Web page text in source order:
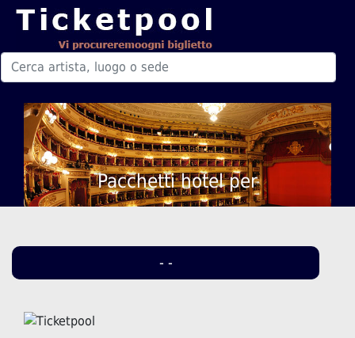
Pacchetti hotel per
- -